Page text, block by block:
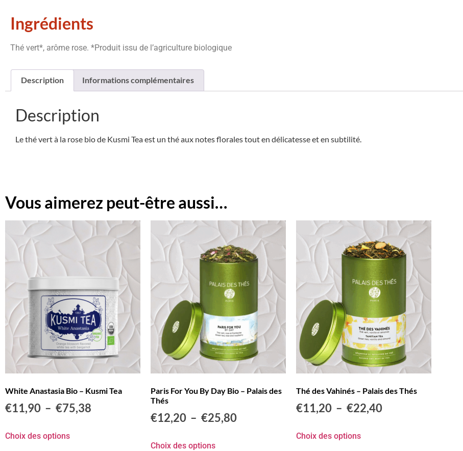
Ingrédients
Thé vert*, arôme rose. *Produit issu de l’agriculture biologique
Description Informations complémentaires
Description
Le thé vert à la rose bio de Kusmi Tea est un thé aux notes florales tout en délicatesse et en subtilité.
Vous aimerez peut-être aussi…
White Anastasia Bio – Kusmi Tea
€11,90 – €75,38
Choix des options
Paris For You By Day Bio – Palais des
Thés
€12,20 – €25,80
Choix des options
Thé des Vahinés – Palais des Thés
€11,20 – €22,40
Choix des options